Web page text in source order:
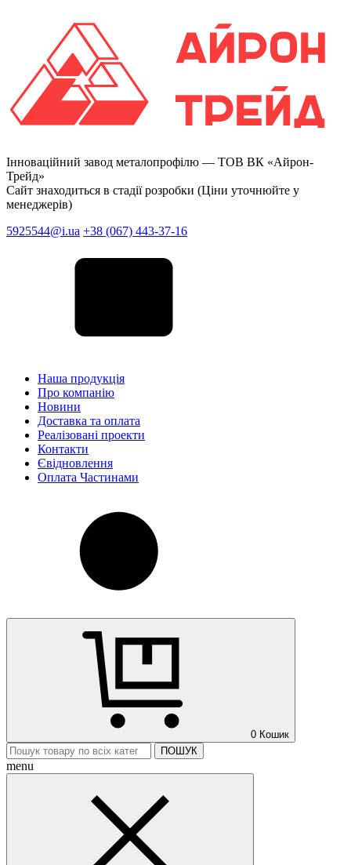
Інноваційний завод металопрофілю — ТОВ ВК «Айрон-
Трейд»
Сайт знаходиться в стадії розробки (Ціни уточнюйте у
менеджерів)
5925544@i.ua +38 (067) 443-37-16
Наша продукція
Про компанію
Новини
Доставка та оплата
Реалізовані проекти
Контакти
Євідновлення
Оплата Частинами
0 Кошик
ПОШУК
menu